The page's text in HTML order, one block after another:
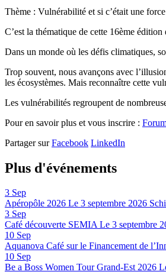
Thème : Vulnérabilité et si c’était une
C’est la thématique de cette 16ème
Dans un monde où les défis climatiques,
Trop souvent, nous avançons avec
les écosystèmes. Mais reconnaître cette
Les vulnérabilités regroupent de
Pour en savoir plus et vous inscrire :
Partager sur Facebook LinkedIn
Plus d'événements
3 Sep
Apéropôle 2026 Le 3 septembre 2026
3 Sep
Café découverte SEMIALe 3 septembre
10 Sep
Aquanova Café sur le Financement de
10 Sep
Be a Boss Women Tour Grand-Est 2026